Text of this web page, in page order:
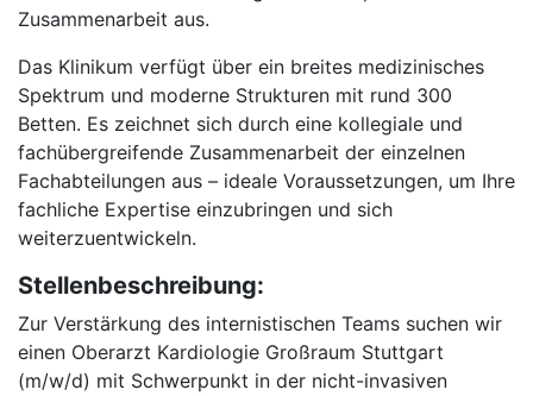
Zusammenarbeit aus.
Das Klinikum verfügt über ein breites medizinisches
Spektrum und moderne Strukturen mit rund 300
Betten. Es zeichnet sich durch eine kollegiale und
fachübergreifende Zusammenarbeit der einzelnen
Fachabteilungen aus – ideale Voraussetzungen, um Ihre
fachliche Expertise einzubringen und sich
weiterzuentwickeln.
Stellenbeschreibung:
Zur Verstärkung des internistischen Teams suchen wir
einen Oberarzt Kardiologie Großraum Stuttgart
(m/w/d) mit Schwerpunkt in der nicht-invasiven